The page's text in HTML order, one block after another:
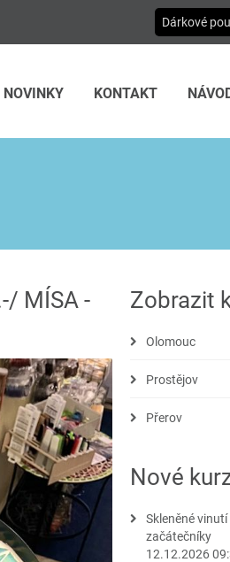
Dárkové
NOVINKY KONTAKT
MÍSA -
Zobrazit
Olomouc
Prostějov
Přerov
Nové
Skleněné
začátečníky
12.12.2026